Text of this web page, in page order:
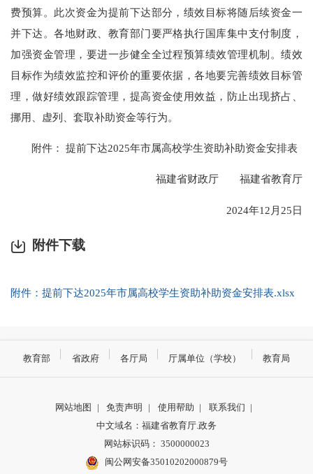
费预算。此次资金为提前下达部分，绩效目标将随后续资金一
并下达。各地财政、教育部门要严格执行国库集中支付制度，
加强资金管理，要进一步健全全过程预算绩效管理机制。绩效
目标作为绩效监控和评价的重要依据，各地要完善绩效目标管
理，做好绩效跟踪管理，提高资金使用效益，防止出现挤占、
挪用、虚列、套取补助资金等行为。
附件： 提前下达2025年市属高校学生资助补助资金安排表
福建省财政厅 福建省教育厅
2024年12月25日
附件下载
附件：提前下达2025年市属高校学生资助补助资金安排表.xlsx
教育部 省政府 各厅局 厅属单位（学校） 教育局
网站地图 | 免责声明 | 使用帮助 | 联系我们 |
中文域名：福建省教育厅.政务
网站标识码： 3500000023
闽公网安备35010202000879号